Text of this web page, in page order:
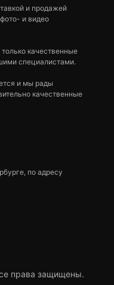
и продажей
и видео
качественные
специалистами.
и мы рады
качественные
по адресу
права защищены.